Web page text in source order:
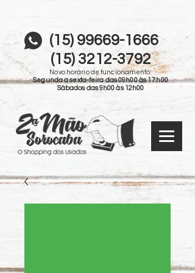
Novo horário de funcionamento:
Segunda a sexta-feira das 09h00 às 17:h00
Sábados das 9h00 às 12h00
(15) 99669-1666
(15) 3212-3792